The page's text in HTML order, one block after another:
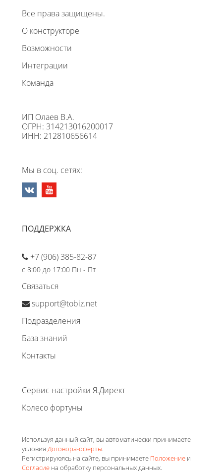
Все права защищены.
О конструкторе
Возможности
Интеграции
Команда
ИП Олаев В.А.
ОГРН: 314213016200017
ИНН: 212810656614
Мы в соц. сетях:
ПОДДЕРЖКА
+7 (906) 385-82-87
с 8:00 до 17:00 Пн - Пт
Связаться
support@tobiz.net
Подразделения
База знаний
Контакты
Сервис настройки Я.Директ
Колесо фортуны
Используя данный сайт, вы автоматически принимаете
условия Договора-оферты.
Регистрируюясь на сайте, вы принимаете Положение и
Согласие на обработку персональных данных.